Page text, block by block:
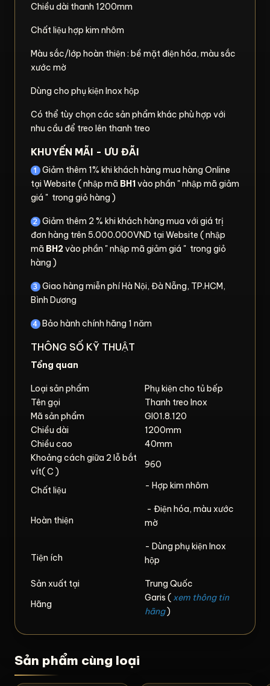
Chiều dài thanh 1200mm
Chất liệu hợp kim nhôm
Màu sắc/lớp hoàn thiện : bề mặt điện hóa, màu sắc
xước mờ
Dùng cho phụ kiện Inox hộp
Có thể tùy chọn các sản phẩm khác phù hợp với
nhu cầu để treo lên thanh treo
KHUYẾN MÃI - ƯU ĐÃI
Giảm thêm 1% khi khách hàng mua hàng Online
tại Website ( nhập mã BH1vào phần " nhập mã giảm
giá " trong giỏ hàng )
Giảm thêm 2 % khi khách hàng mua với giá trị
đơn hàng trên 5.000.000VND tại Website ( nhập
mã BH2vào phần " nhập mã giảm giá " trong giỏ
hàng )
Giao hàng miễn phí Hà Nội, Đà Nẵng, TP.HCM,
Bình Dương
Bảo hành chính hãng 1 năm
THÔNG SỐ KỸ THUẬT
Tổng quan
Loại sản phẩm
Phụ kiện cho tủ bếp
Tên gọi
Thanh treo Inox
Mã sản phẩm
GI01.8.120
Chiều dài
1200mm
Chiều cao
40mm
Khoảng cách giữa 2 lỗ bắt
vít( C )
960
Chất liệu - Hợp kim nhôm
Hoàn thiện
- Điện hóa, màu xước
mờ
Tiện ích
- Dùng phụ kiện Inox
hộp
Sản xuất tại
Trung Quốc
Hãng
Garis ( xem thông tin
hãng)
Sản phẩm cùng loại